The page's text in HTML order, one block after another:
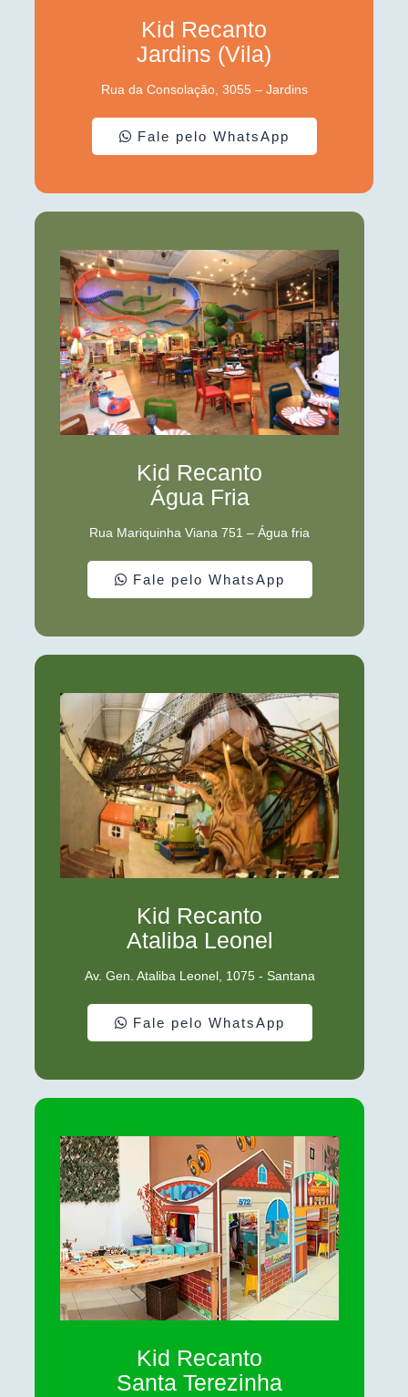
Kid Recanto
Jardins (Vila)
Rua da Consolação, 3055 – Jardins
Fale pelo WhatsApp
Kid Recanto
Água Fria
Rua Mariquinha Viana 751 – Água fria
Fale pelo WhatsApp
Kid Recanto
Ataliba Leonel
Av. Gen. Ataliba Leonel, 1075 - Santana
Fale pelo WhatsApp
Kid Recanto
Santa Terezinha